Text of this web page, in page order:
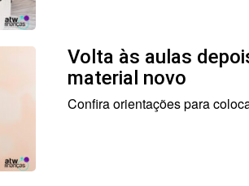
Volta às aulas
material novo
Confira orientações para